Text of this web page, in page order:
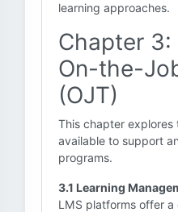
learning approaches.
Chapter
On-the-
(OJT)
This chapter explores
available to support
programs.
3.1 Learning
LMS platforms offer